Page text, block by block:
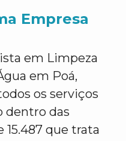
Empresa
em Limpeza
em Poá,
os serviços
dentro das
15.487 que trata